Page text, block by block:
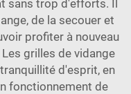
sans trop d'efforts. Il
de la secouer et
profiter à nouveau
grilles de vidange
d'esprit, en
fonctionnement de